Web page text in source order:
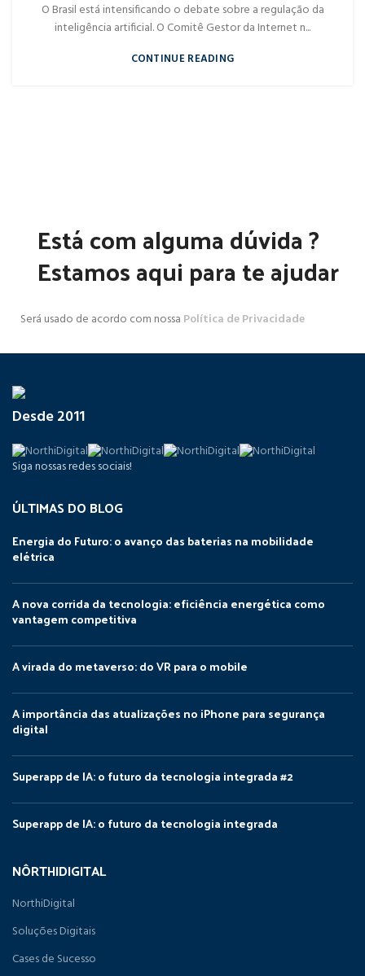
O Brasil está intensificando o debate sobre a regulação da
inteligência artificial. O Comitê Gestor da Internet n...
CONTINUE READING
Está com alguma dúvida ?
Estamos aqui para te ajudar
Será usado de acordo com nossa Política de Privacidade
Desde 2011
Siga nossas redes sociais!
ÚLTIMAS DO BLOG
Energia do Futuro: o avanço das baterias na mobilidade
elétrica
A nova corrida da tecnologia: eficiência energética como
vantagem competitiva
A virada do metaverso: do VR para o mobile
A importância das atualizações no iPhone para segurança
digital
Superapp de IA: o futuro da tecnologia integrada #2
Superapp de IA: o futuro da tecnologia integrada
NÔRTHIDIGITAL
NorthiDigital
Soluções Digitais
Cases de Sucesso